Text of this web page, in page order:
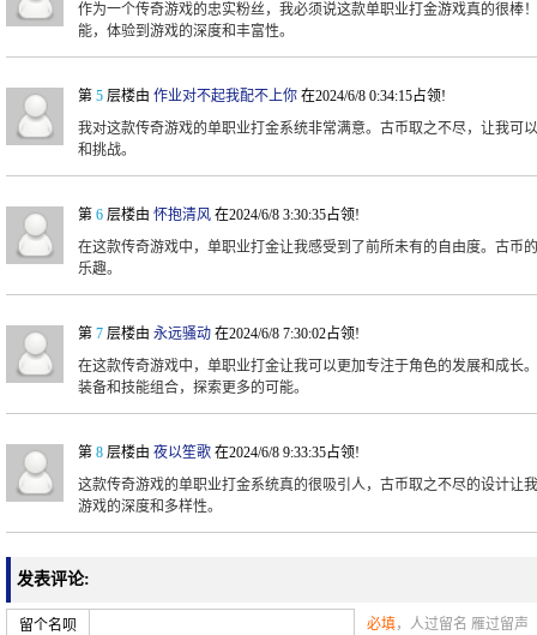
作为一个传奇游戏的忠实粉丝，我必须说这款单职业打金游戏真的很棒
能，体验到游戏的深度和丰富性。
第 5 层楼由 作业对不起我配不上你 在2024/6/8 0:34:15占领!
我对这款传奇游戏的单职业打金系统非常满意。古币取之不尽，让我可
和挑战。
第 6 层楼由 怀抱清风 在2024/6/8 3:30:35占领!
在这款传奇游戏中，单职业打金让我感受到了前所未有的自由度。古币
乐趣。
第 7 层楼由 永远骚动 在2024/6/8 7:30:02占领!
在这款传奇游戏中，单职业打金让我可以更加专注于角色的发展和成长
装备和技能组合，探索更多的可能。
第 8 层楼由 夜以笙歌 在2024/6/8 9:33:35占领!
这款传奇游戏的单职业打金系统真的很吸引人，古币取之不尽的设计让
游戏的深度和多样性。
发表评论:
留个名呗 必填，人过留名 雁过留声